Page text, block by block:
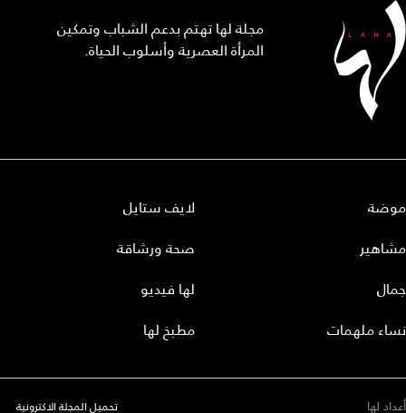
مجلة لها تهتم بدعم الشباب وتمكين
المرأة العصرية وأسلوب الحياة.
موضة
مشاهير
جمال
نساء ملهمات
لايف ستايل
صحة ورشاقة
لها فيديو
مطبخ لها
أعداد لها تحميل المجلة الاكترونية